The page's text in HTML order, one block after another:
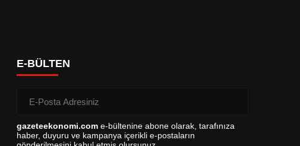
E-BÜLTEN
gazeteekonomi.com e-bültenine abone olarak, tarafınıza
haber, duyuru ve kampanya içerikli e-postaların